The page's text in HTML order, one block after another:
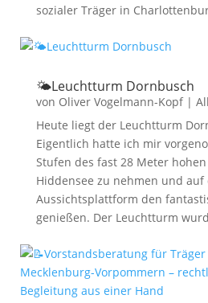
sozialer Träger in
🌤️Leuchtturm Dornbusch
von Oliver Vogelmann-Kopf|
Heute liegt der Leuchtturm
Eigentlich hatte ich mir
Stufen des fast 28 Meter
Hiddensee zu nehmen und auf
Aussichtsplattform den
genießen. Der Leuchtturm